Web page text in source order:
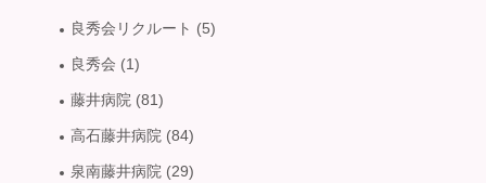
良秀会リクルート (5)
良秀会 (1)
藤井病院 (81)
高石藤井病院 (84)
泉南藤井病院 (29)